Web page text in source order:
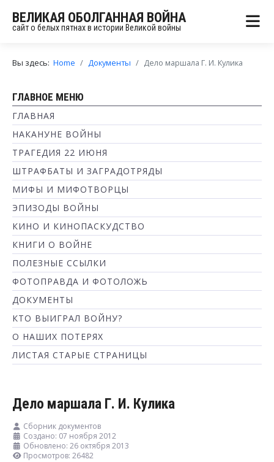
ВЕЛИКАЯ ОБОЛГАННАЯ ВОЙНА
сайт о белых пятнах в истории Великой войны
Вы здесь: Home Документы Дело маршала Г. И. Кулика
ГЛАВНОЕ МЕНЮ
ГЛАВНАЯ
НАКАНУНЕ ВОЙНЫ
ТРАГЕДИЯ 22 ИЮНЯ
ШТРАФБАТЫ И ЗАГРАДОТРЯДЫ
МИФЫ И МИФОТВОРЦЫ
ЭПИЗОДЫ ВОЙНЫ
КИНО И КИНОПАСКУДСТВО
КНИГИ О ВОЙНЕ
ПОЛЕЗНЫЕ ССЫЛКИ
ФОТОПРАВДА И ФОТОЛОЖЬ
ДОКУМЕНТЫ
КТО ВЫИГРАЛ ВОЙНУ?
О НАШИХ ПОТЕРЯХ
ЛИСТАЯ СТАРЫЕ СТРАНИЦЫ
Дело маршала Г. И. Кулика
Сборник документов
Создано: 07 ноября 2012
Обновлено: 26 октября 2013
Просмотров: 26482